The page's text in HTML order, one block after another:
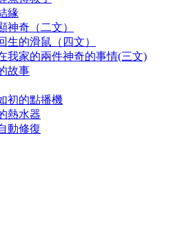
緣
神奇（二文）
生的滑鼠（四文）
我家的兩件神奇的事情(三文)
故事
初的點播機
熱水器
動修復